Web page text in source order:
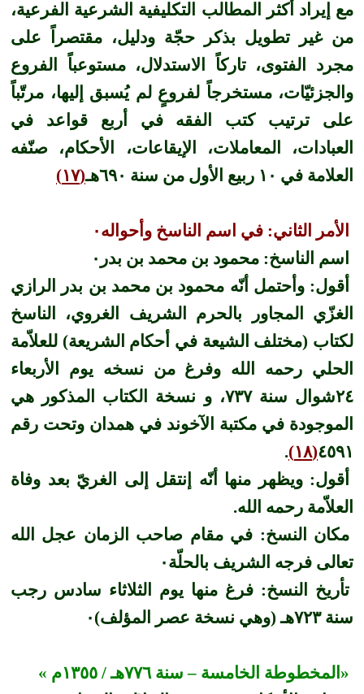
مع إيراد أكثر المطالب التكليفية الشرعية الفرعية،
من غير تطويل بذكر حجّة ودليل، مقتصراً على
مجرد الفتوى، تاركاً الاستدلال، مستوعباً الفروع
والجزئيّات، مستخرجاً لفروعٍ لم يُسبق إليها، مرتّباً
على ترتيب كتب الفقه في أربع قواعد في
العبادات، المعاملات، الإيقاعات، الأحكام، صنّفه
العلامة في ١٠ ربيع الأول من سنة ٦٩٠هـ
(١٧)
الأمر الثاني: في اسم الناسخ وأحواله٠
اسم الناسخ: محمود بن محمد بن بدر٠
أقول: وأحتمل أنّه محمود بن محمد بن بدر الرازي
الغزّي المجاور بالحرم الشريف الغروي، الناسخ
لكتاب (مختلف الشيعة في أحكام الشريعة) للعلاّمة
الحلي رحمه الله وفرغ من نسخه يوم الأربعاء
٢٤شوال سنة ٧٣٧، و نسخة الكتاب المذكور هي
الموجودة في مكتبة الآخوند في همدان وتحت رقم
٤٥٩١(١٨)
.
أقول: ويظهر منها أنّه إنتقل إلى الغريّ بعد وفاة
العلاّمة رحمه الله.
مكان النسخ: في مقام صاحب الزمان عجل الله
تعالى فرجه الشريف بالحلّة٠
تأريخ النسخ: فرغ منها يوم الثلاثاء سادس رجب
سنة ٧٢٣هـ (وهي نسخة عصر المؤلف)٠
«المخطوطة الخامسة – سنة ٧٧٦هـ / ١٣٥٥م »